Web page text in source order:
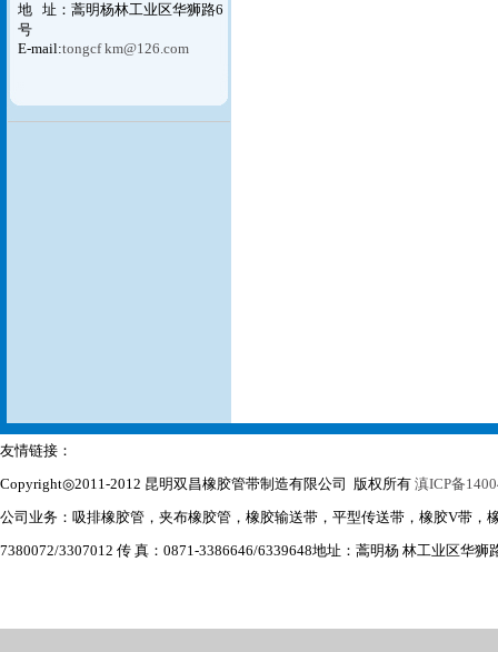
地 址：蒿明杨林工业区华狮路6
号
E-mail:tongcf km@126.com
友情链接：
Copyright◎2011-2012 昆明双昌橡胶管带制造有限公司 版权所有 滇ICP备
公司业务：吸排橡胶管，夹布橡胶管，橡胶输送带，平型传送带，橡胶V带，
7380072/3307012 传 真：0871-3386646/6339648地址：蒿明杨 林工业区华狮